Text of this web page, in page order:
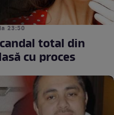
23:50
total din
cu proces